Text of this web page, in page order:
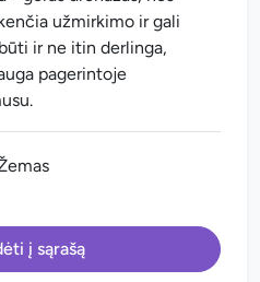
užmirkimo ir gali
ir ne itin derlinga,
pagerintoje
į sąrašą